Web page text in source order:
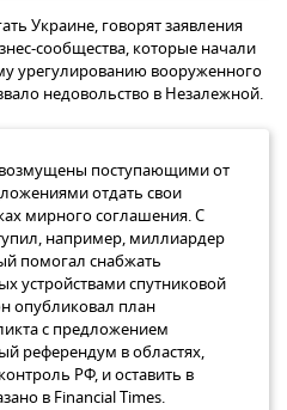
Украине, говорят заявления
сообщества, которые начали
урегулированию вооруженного
недовольство в Незалежной.
поступающими от
отдать свои
мирного соглашения. С
например, миллиардер
помогал снабжать
устройствами спутниковой
опубликовал план
с предложением
референдум в областях,
РФ, и оставить в
в Financial Times.